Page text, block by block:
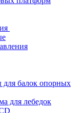
балок опорных
для лебедок